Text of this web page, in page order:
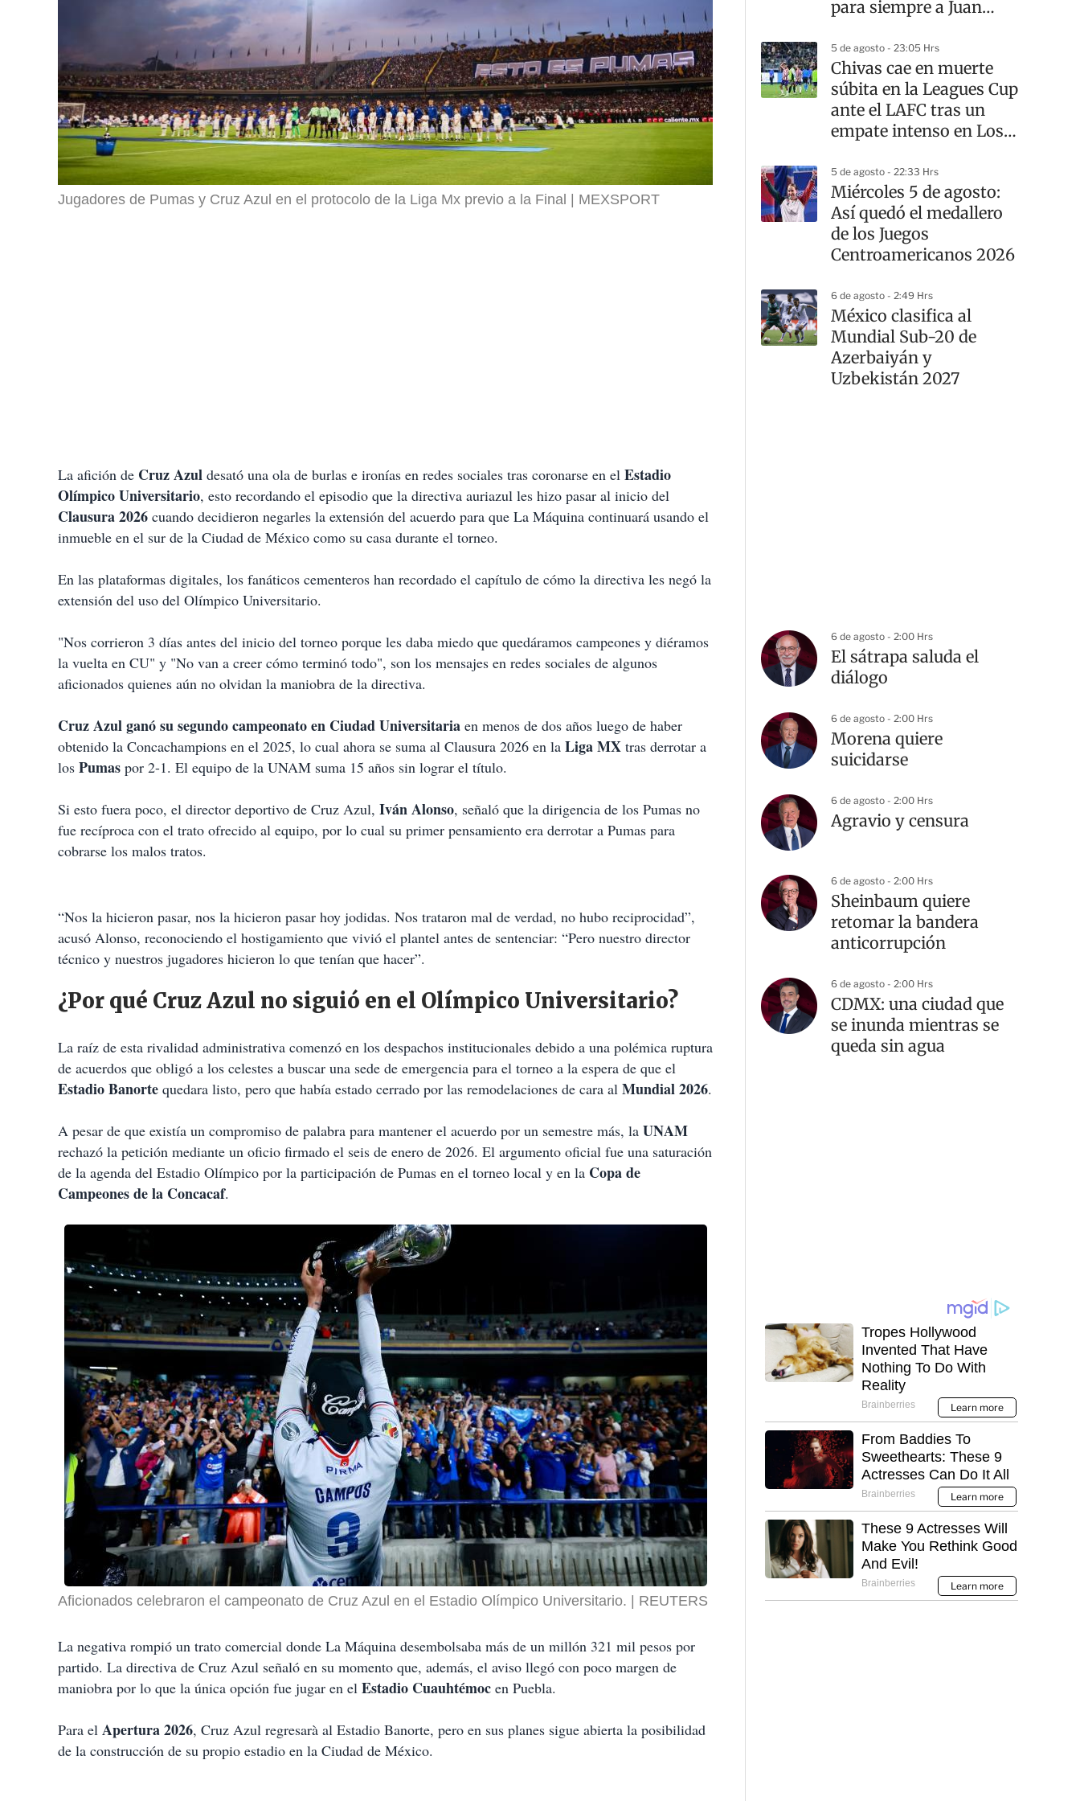
Jugadores de Pumas y Cruz Azul en el protocolo de la Liga Mx previo a la Final MEXSPORT
La afición de Cruz Azul desató una ola de burlas e ironías en redes sociales tras coronarse en el Estadio
Olímpico Universitario, esto recordando el episodio que la directiva auriazul les hizo pasar al inicio del
Clausura 2026 cuando decidieron negarles la extensión del acuerdo para que La Máquina continuará usando el
inmueble en el sur de la Ciudad de México como su casa durante el torneo.
En las plataformas digitales, los fanáticos cementeros han recordado el capítulo de cómo la directiva les negó la
extensión del uso del Olímpico Universitario.
"Nos corrieron 3 días antes del inicio del torneo porque les daba miedo que quedáramos campeones y diéramos
la vuelta en CU" y "No van a creer cómo terminó todo", son los mensajes en redes sociales de algunos
aficionados quienes aún no olvidan la maniobra de la directiva.
Cruz Azul ganó su segundo campeonato en Ciudad Universitaria en menos de dos años luego de haber
obtenido la Concachampions en el 2025, lo cual ahora se suma al Clausura 2026 en la Liga MX tras derrotar a
los Pumas por 2-1. El equipo de la UNAM suma 15 años sin lograr el título.
Si esto fuera poco, el director deportivo de Cruz Azul, Iván Alonso, señaló que la dirigencia de los Pumas no
fue recíproca con el trato ofrecido al equipo, por lo cual su primer pensamiento era derrotar a Pumas para
cobrarse los malos tratos.
“Nos la hicieron pasar, nos la hicieron pasar hoy jodidas. Nos trataron mal de verdad, no hubo reciprocidad”,
acusó Alonso, reconociendo el hostigamiento que vivió el plantel antes de sentenciar: “Pero nuestro director
técnico y nuestros jugadores hicieron lo que tenían que hacer”.
¿Por qué Cruz Azul no siguió en el Olímpico Universitario?
La raíz de esta rivalidad administrativa comenzó en los despachos institucionales debido a una polémica ruptura
de acuerdos que obligó a los celestes a buscar una sede de emergencia para el torneo a la espera de que el
Estadio Banorte quedara listo, pero que había estado cerrado por las remodelaciones de cara al Mundial 2026.
A pesar de que existía un compromiso de palabra para mantener el acuerdo por un semestre más, la UNAM
rechazó la petición mediante un oficio firmado el seis de enero de 2026. El argumento oficial fue una saturación
de la agenda del Estadio Olímpico por la participación de Pumas en el torneo local y en la Copa de
Campeones de la Concacaf.
Aficionados celebraron el campeonato de Cruz Azul en el Estadio Olímpico Universitario. REUTERS
La negativa rompió un trato comercial donde La Máquina desembolsaba más de un millón 321 mil pesos por
partido. La directiva de Cruz Azul señaló en su momento que, además, el aviso llegó con poco margen de
maniobra por lo que la única opción fue jugar en el Estadio Cuauhtémoc en Puebla.
Para el Apertura 2026, Cruz Azul regresarà al Estadio Banorte, pero en sus planes sigue abierta la posibilidad
de la construcción de su propio estadio en la Ciudad de México.
para siempre a Juan
5 de agosto - 23:05 Hrs
Chivas cae en muerte
súbita en la Leagues Cup
ante el LAFC tras un
empate intenso en Los
5 de agosto - 22:33 Hrs
Miércoles 5 de agosto:
Así quedó el medallero
de los Juegos
Centroamericanos 2026
6 de agosto - 2:49 Hrs
México clasifica al
Mundial Sub-20 de
Azerbaiyán y
Uzbekistán 2027
6 de agosto - 2:00 Hrs
El sátrapa saluda el
diálogo
6 de agosto - 2:00 Hrs
Morena quiere
suicidarse
6 de agosto - 2:00 Hrs
Agravio y censura
6 de agosto - 2:00 Hrs
Sheinbaum quiere
retomar la bandera
anticorrupción
6 de agosto - 2:00 Hrs
CDMX: una ciudad que
se inunda mientras se
queda sin agua